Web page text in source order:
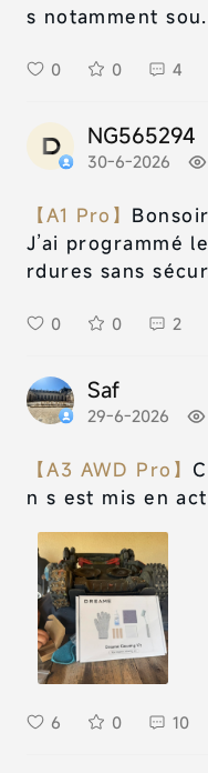
s notamment
0 0 4
NG565294
30-6-2026
【A1 Pro】 Bonsoir
J’ai programmé
rdures sans
0 0 2
Saf
29-6-2026
【A3 AWD Pro】
n s est mis en
6 0 10